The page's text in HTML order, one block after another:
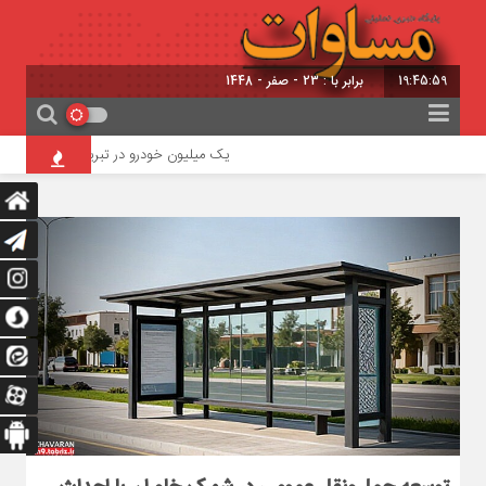
19:46:01 برابر با : 23 - صفر - 1448
یک میلیون خودرو در تبریز؛ ظرفیت ترافیکی معابر ۳۵۰ هزار خودرو